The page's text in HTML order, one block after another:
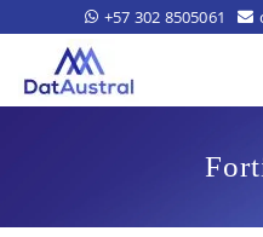
+57 302 8505061